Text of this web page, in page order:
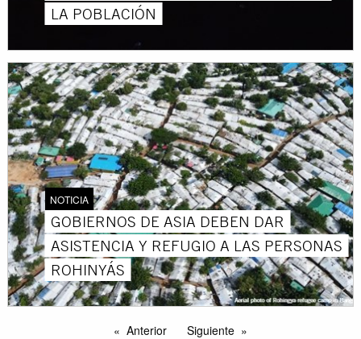
LA POBLACIÓN
NOTICIA
GOBIERNOS DE ASIA DEBEN DAR
ASISTENCIA Y REFUGIO A LAS PERSONAS
ROHINYÁS
Anterior Siguiente